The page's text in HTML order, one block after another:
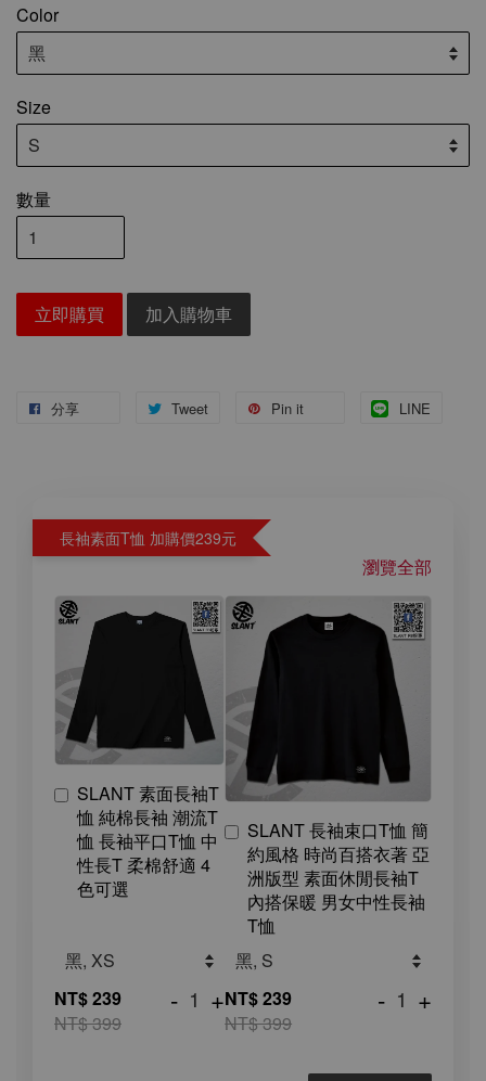
Color
Size
數量
立即購買 加入購物車
分享 Tweet Pin it LINE
長袖素面T恤 加購價239元
瀏覽全部
SLANT 素面長袖T
恤 純棉長袖 潮流T
恤 長袖平口T恤 中
性長T 柔棉舒適 4
色可選
NT$ 239
NT$ 399
- +
SLANT 長袖束口T恤 簡
約風格 時尚百搭衣著 亞
洲版型 素面休閒長袖T
內搭保暖 男女中性長袖
T恤
NT$ 239
NT$ 399
- +